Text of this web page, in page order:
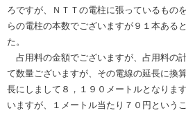
ろですが、ＮＴＴの電柱に張っているもの
らの電柱の本数でございますが９１本ある
た。
占用料の金額でございますが、占用料の
て数量ございますが、その電線の延長に換
長にしまして８，１９０メートルとなりま
いますが、１メートル当たり７０円という